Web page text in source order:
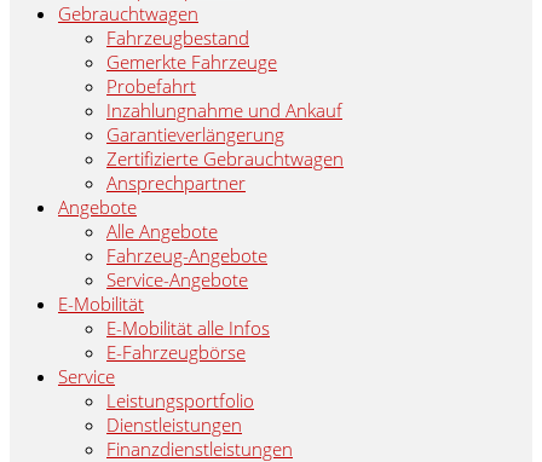
Gebrauchtwagen
Fahrzeugbestand
Gemerkte Fahrzeuge
Probefahrt
Inzahlungnahme und Ankauf
Garantieverlängerung
Zertifizierte Gebrauchtwagen
Ansprechpartner
Angebote
Alle Angebote
Fahrzeug-Angebote
Service-Angebote
E-Mobilität
E-Mobilität alle Infos
E-Fahrzeugbörse
Service
Leistungsportfolio
Dienstleistungen
Finanzdienstleistungen